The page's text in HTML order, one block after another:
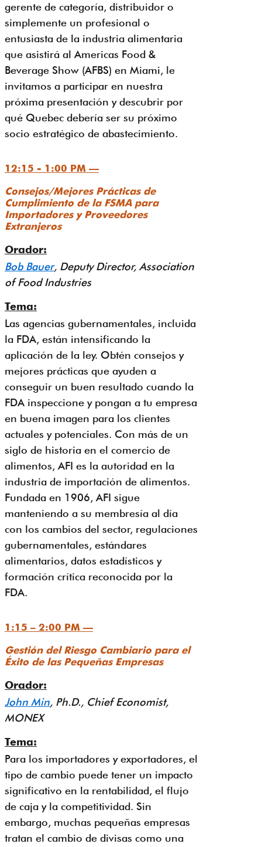
gerente de categoría, distribuidor o
simplemente un profesional o
entusiasta de la industria alimentaria
que asistirá al Americas Food &
Beverage Show (AFBS) en Miami, le
invitamos a participar en nuestra
próxima presentación y descubrir por
qué Quebec debería ser su próximo
socio estratégico de abastecimiento.
12:15 - 1:00 PM —
Consejos/Mejores Prácticas de
Cumplimiento de la FSMA para
Importadores y Proveedores
Extranjeros
Orador:
Bob Bauer, Deputy Director, Association
of Food Industries
Tema:
Las agencias gubernamentales, incluida
la FDA, están intensificando la
aplicación de la ley. Obtén consejos y
mejores prácticas que ayuden a
conseguir un buen resultado cuando la
FDA inspeccione y pongan a tu empresa
en buena imagen para los clientes
actuales y potenciales. Con más de un
siglo de historia en el comercio de
alimentos, AFI es la autoridad en la
industria de importación de alimentos.
Fundada en 1906, AFI sigue
manteniendo a su membresía al día
con los cambios del sector, regulaciones
gubernamentales, estándares
alimentarios, datos estadísticos y
formación crítica reconocida por la
FDA.
1:15 – 2:00 PM —
Gestión del Riesgo Cambiario para el
Éxito de las Pequeñas Empresas
Orador:
John Min, Ph.D., Chief Economist,
MONEX
Tema:
Para los importadores y exportadores, el
tipo de cambio puede tener un impacto
significativo en la rentabilidad, el flujo
de caja y la competitividad. Sin
embargo, muchas pequeñas empresas
tratan el cambio de divisas como una